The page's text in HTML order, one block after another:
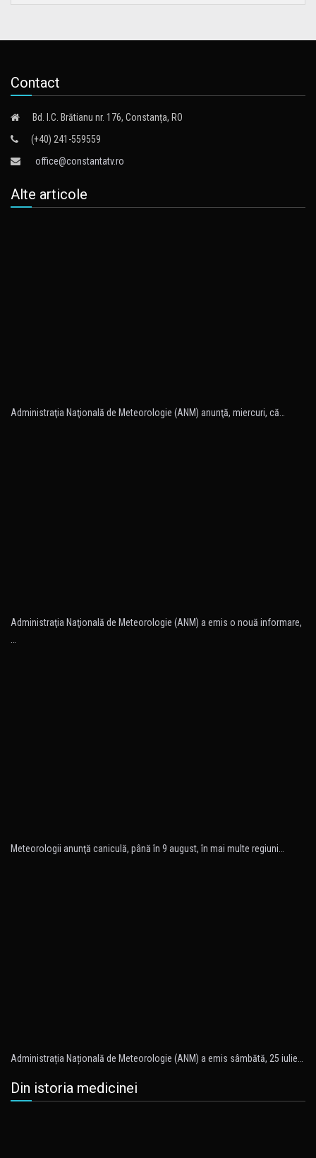
Contact
Bd. I.C. Brătianu nr. 176, Constanța, RO
(+40) 241-559559
office@constantatv.ro
Alte articole
Administraţia Naţională de Meteorologie (ANM) anunţă, miercuri, că…
Administraţia Naţională de Meteorologie (ANM) a emis o nouă informare,
Meteorologii anunţă caniculă, până în 9 august, în mai multe regiuni…
Administrația Națională de Meteorologie (ANM) a emis sâmbătă, 25 iulie…
Din istoria medicinei